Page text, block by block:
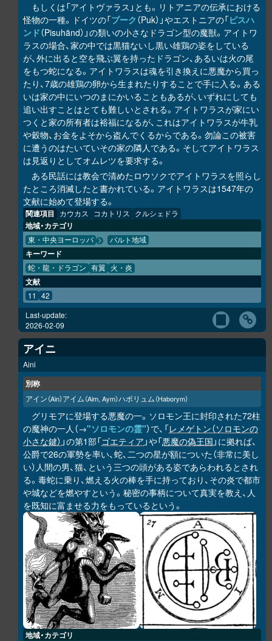
もしくは「アイトヴァラス」とも。リトアニアの伝承における
怪物の一種。ドイツの「プーク （Puk）」やエストニアの「ピスハ
ンド（Pisuhänd）」の類いの小さなドラゴン型の魔獣。アイトワ
ラスの場合、家の中では黒猫ないし黒い雄鶏の姿をしている
が、外に出ると空を飛ぶ翼を持ったドラゴン、あるいは火の尾
をもつ蛇になる。アイトワラスは魂を引き換えに悪魔から買っ
たり、7歳の雄鶏の卵から生まれたりすることで手に入る。ある
いは家の中にいつのまにかいることもあるが、いずれにしても
追い出すことはとても難しいとされる。アイトワラスが家にい
つくと家の所有者は裕福になるが、これはアイトワラスが牛乳
や穀物、お金をよそから盗んでくるからである。勿論この被害
に遭うのはたいていその家の隣人である。そしてアイトワラス
は見返りとしてオムレツを要求する。
ある民話には教会で清めたロウソクでアイトワラスを照らし
たところ消滅したと書かれている。アイトワラスは1547年の
文献に始めて登場する。
関連項目 カウカス コカトリス クルシェドラ
地域・カテゴリ
東・中央ヨーロッパ バルト地域
キーワード
蛇・龍・ドラゴン 有翼 火・炎
文献
11 42
Last-update:
2026-02-09
アイニ
Aini
別称
アイン（Ain）アイム（Aim, Aym）ハボリュム（Haborym）
グリモアに登場する悪魔の一。ソロモン王に封印された72柱
の魔神の一人（→"ソロモンの霊"）で、「レメゲトン（ソロモンの
小さな鍵） 」の第1部「ゴエティア 」や「悪魔の偽王国 」に拠れば、
公爵で26の軍勢を率い、蛇、二つの星が額についた（非常に美し
い）人間の男、猫、という三つの頭がある姿であらわれるとされ
る。毒蛇に乗り、燃える火の棒を手に持っており、その炎で都市
や城などを燃やすという。秘密の事柄について真実を教え、人
を既知に富ませる力をもっているという。
地域・カテゴリ